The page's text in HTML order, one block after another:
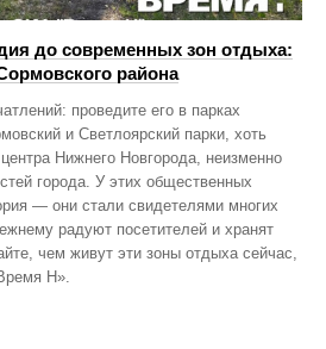
до современных зон отдыха:
района
проведите его в парках
и Светлоярский парки, хоть
Нижнего Новгорода, неизменно
города. У этих общественных
— они стали свидетелями многих
радуют посетителей и хранят
чем живут эти зоны отдыха сейчас,
Н».